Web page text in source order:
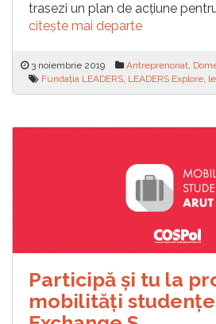
trasezi un plan de acțiune
citește mai departe
3 noiembrie 2019 Antreprenoriat,
Fundația LEADERS, LEADERS Explore,
Participă și tu la
mobilități